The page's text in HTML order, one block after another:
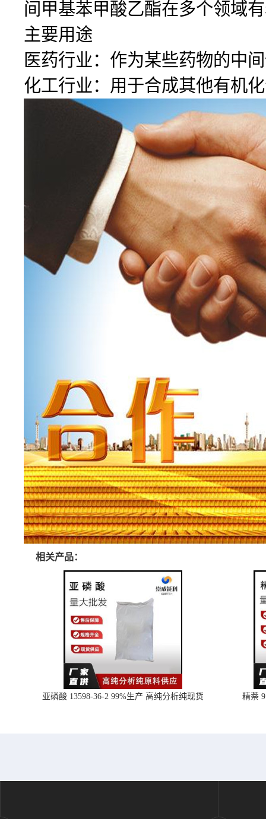
间甲基苯甲酸乙酯在多个领域
主要用途
医药行业：作为某些药物的中
化工行业：用于合成其他有机
相关产品：
亚磷酸 13598-36-2 99%生产 高纯分析纯现货 精萘